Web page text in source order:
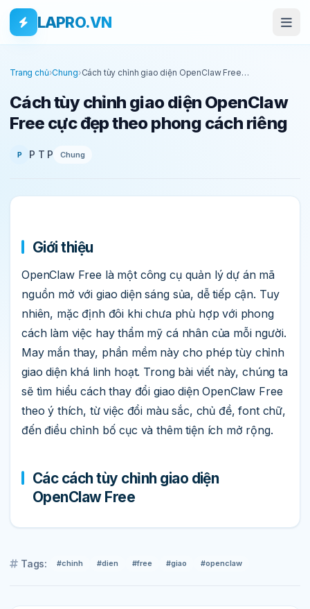
Skip to main content
Bỏ qua tới nội dung
LAPRO.VN
Trang chủ›Chung›Cách tùy chỉnh giao diện OpenClaw Free
Cách tùy chỉnh giao diện OpenClaw
Free cực đẹp theo phong cách riêng
P P T P Chung
Giới thiệu
OpenClaw Free là một công cụ quản lý dự án mã
nguồn mở với giao diện sáng sủa, dễ tiếp cận. Tuy
nhiên, mặc định đôi khi chưa phù hợp với phong
cách làm việc hay thẩm mỹ cá nhân của mỗi người.
May mắn thay, phần mềm này cho phép tùy chỉnh
giao diện khá linh hoạt. Trong bài viết này, chúng ta
sẽ tìm hiểu cách thay đổi giao diện OpenClaw Free
theo ý thích, từ việc đổi màu sắc, chủ đề, font chữ,
đến điều chỉnh bố cục và thêm tiện ích mở rộng.
Các cách tùy chỉnh giao diện
OpenClaw Free
Tags: #chinh #dien #free #giao #openclaw